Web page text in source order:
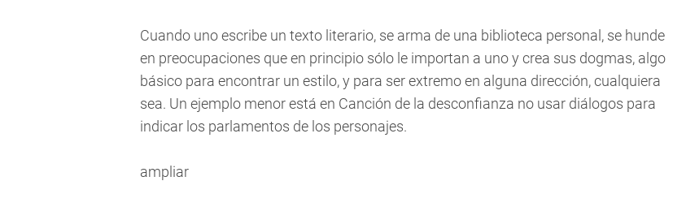
Cuando uno escribe un texto literario, se arma de una biblioteca personal, se hunde
en preocupaciones que en principio sólo le importan a uno y crea sus dogmas, algo
básico para encontrar un estilo, y para ser extremo en alguna dirección, cualquiera
sea. Un ejemplo menor está en Canción de la desconfianza no usar diálogos para
indicar los parlamentos de los personajes.
ampliar